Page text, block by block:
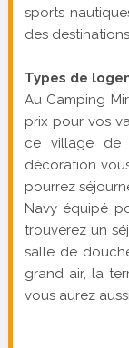
sports
des
Types de
Au Camping
prix pour vos
ce village de
décoration
pourrez
Navy équipé
trouverez un
salle de
grand air, la
vous aurez